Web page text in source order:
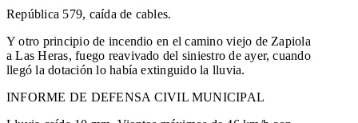
República 579, caída de cables.
Y otro principio de incendio en el camino viejo de Zapiola
a Las Heras, fuego reavivado del siniestro de ayer, cuando
llegó la dotación lo había extinguido la lluvia.
INFORME DE DEFENSA CIVIL MUNICIPAL